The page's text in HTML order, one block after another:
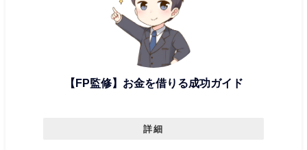
【FP監修】お金を借りる成功ガイド
詳細